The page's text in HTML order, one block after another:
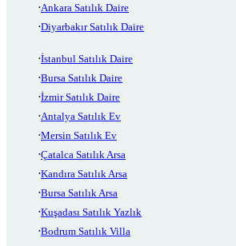
Ankara Satılık Daire
Diyarbakır Satılık Daire
İstanbul Satılık Daire
Bursa Satılık Daire
İzmir Satılık Daire
Antalya Satılık Ev
Mersin Satılık Ev
Çatalca Satılık Arsa
Kandıra Satılık Arsa
Bursa Satılık Arsa
Kuşadası Satılık Yazlık
Bodrum Satılık Villa